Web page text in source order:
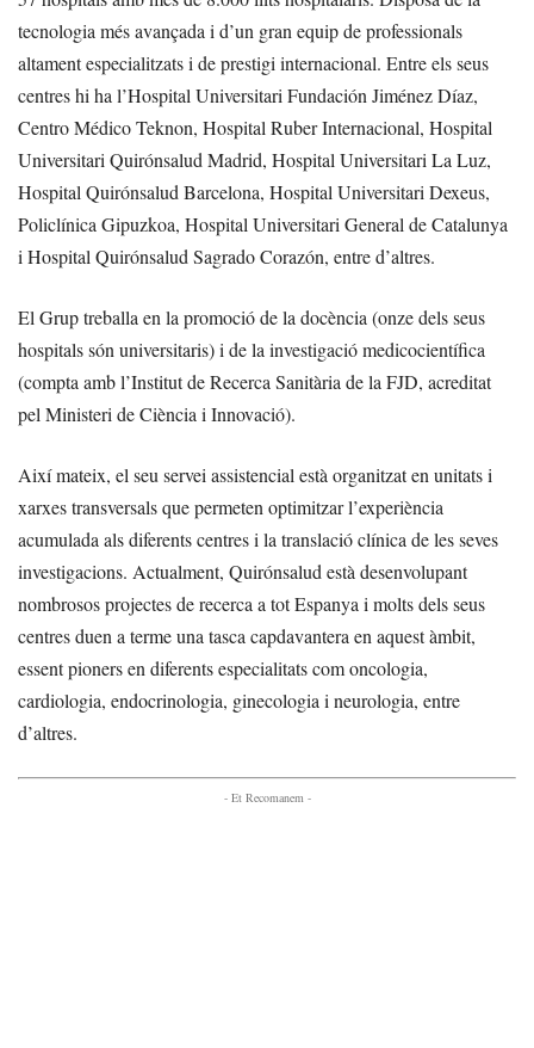
tecnologia més avançada i d’un gran equip de professionals
altament especialitzats i de prestigi internacional. Entre els seus
centres hi ha l’Hospital Universitari Fundación Jiménez Díaz,
Centro Médico Teknon, Hospital Ruber Internacional, Hospital
Universitari Quirónsalud Madrid, Hospital Universitari La Luz,
Hospital Quirónsalud Barcelona, Hospital Universitari Dexeus,
Policlínica Gipuzkoa, Hospital Universitari General de Catalunya
i Hospital Quirónsalud Sagrado Corazón, entre d’altres.
El Grup treballa en la promoció de la docència (onze dels seus
hospitals són universitaris) i de la investigació medicocientífica
(compta amb l’Institut de Recerca Sanitària de la FJD, acreditat
pel Ministeri de Ciència i Innovació).
Així mateix, el seu servei assistencial està organitzat en unitats i
xarxes transversals que permeten optimitzar l’experiència
acumulada als diferents centres i la translació clínica de les seves
investigacions. Actualment, Quirónsalud està desenvolupant
nombrosos projectes de recerca a tot Espanya i molts dels seus
centres duen a terme una tasca capdavantera en aquest àmbit,
essent pioners en diferents especialitats com oncologia,
cardiologia, endocrinologia, ginecologia i neurologia, entre
d’altres.
- Et Recomanem -